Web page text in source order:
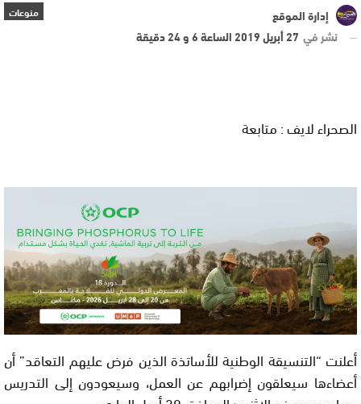
منوعات
إدارة الموقع
نشر في 27 أبريل 2019 الساعة 6 و 24 دقيقة
الصحراء لايف : متابعة
أعلنت “التنسيقة الوطنية للأساتذة الذين فرض عليهم التعاقد” أن
أعضاءها سيعلقون إضرابهم عن العمل، وسيعودون إلى التدريس